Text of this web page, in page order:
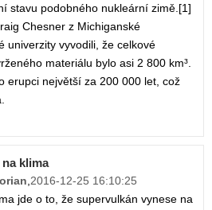
stavu podobného nukleární zimě.[1]
Chesner z Michiganské
univerzity vyvodili, že celkové
materiálu bylo asi 2 800 km³.
erupci největší za 200 000 let, což
klima
,2016-12-25 16:10:25
jde o to, že supervulkán vynese na